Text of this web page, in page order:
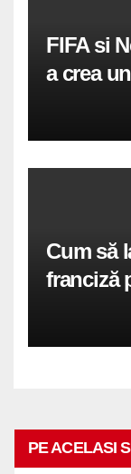
FIFA si
a crea
Cum să
franciză
PE ACELASI